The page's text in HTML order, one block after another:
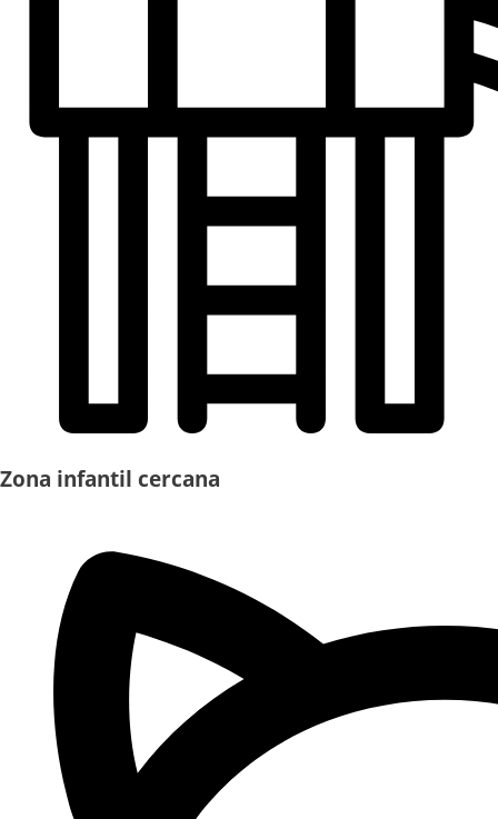
Zona infantil cercana